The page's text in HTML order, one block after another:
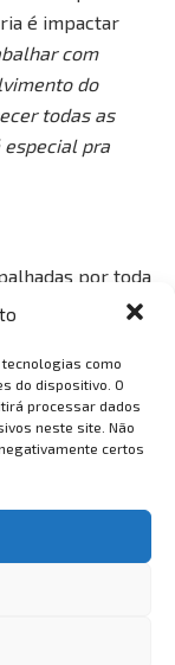
como
do dispositivo. O
processar dados
neste site. Não
certos
é impactar
com
do
todas as
pra
por toda
mais de 69 mil
MM. Para o
significativa:
Para as
meses e a